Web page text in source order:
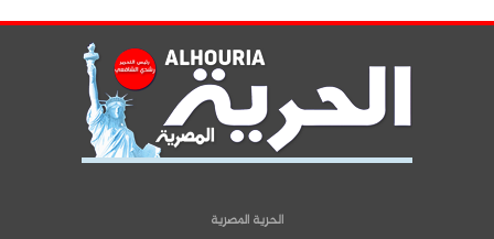
الحرية المصرية